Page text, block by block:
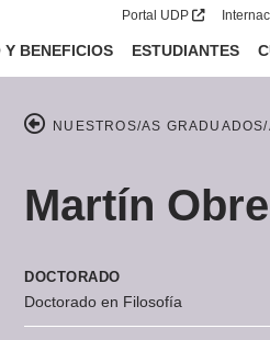
Portal UDP
BENEFICIOS ESTUDIANTES
NUESTROS/AS GRADUADOS/
Martín
DOCTORADO
Doctorado en Filosofía